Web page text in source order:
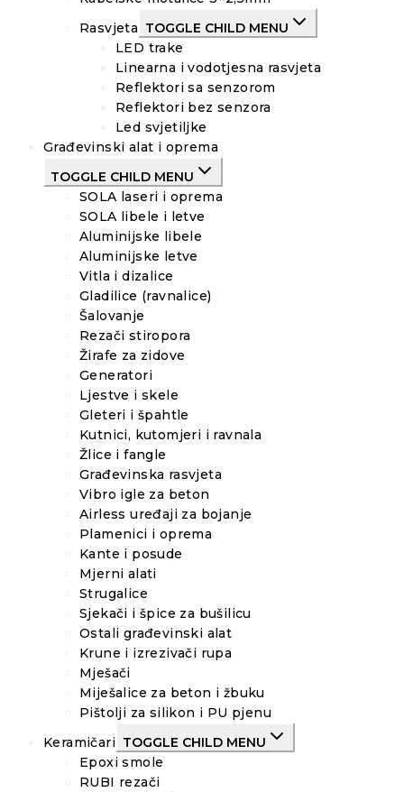
Rasvjeta TOGGLE CHILD MENU
LED trake
Linearna i vodotjesna rasvjeta
Reflektori sa senzorom
Reflektori bez senzora
Led svjetiljke
Građevinski alat i oprema
TOGGLE CHILD MENU
SOLA laseri i oprema
SOLA libele i letve
Aluminijske libele
Aluminijske letve
Vitla i dizalice
Gladilice (ravnalice)
Šalovanje
Rezači stiropora
Žirafe za zidove
Generatori
Ljestve i skele
Gleteri i špahtle
Kutnici, kutomjeri i ravnala
Žlice i fangle
Građevinska rasvjeta
Vibro igle za beton
Airless uređaji za bojanje
Plamenici i oprema
Kante i posude
Mjerni alati
Strugalice
Sjekači i špice za bušilicu
Ostali građevinski alat
Krune i izrezivači rupa
Mješači
Miješalice za beton i žbuku
Pištolji za silikon i PU pjenu
Keramičari TOGGLE CHILD MENU
Epoxi smole
RUBI rezači